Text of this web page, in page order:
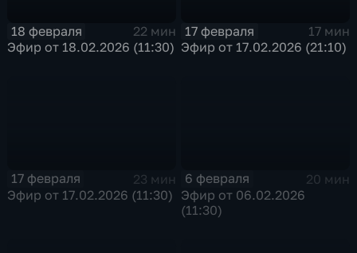
18 февраля
22 мин
Эфир от 18.02.2026 (11:30)
17 февраля
17 мин
Эфир от 17.02.2026 (21:10)
17 февраля
23 мин
Эфир от 17.02.2026 (11:30)
6 февраля
20 мин
Эфир от 06.02.2026
(11:30)